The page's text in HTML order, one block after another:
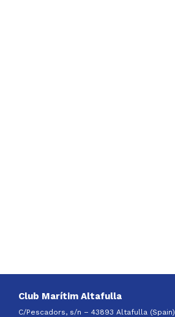
Club Marítim Altafulla
C/Pescadors, s/n – 43893 Altafulla (Spain)